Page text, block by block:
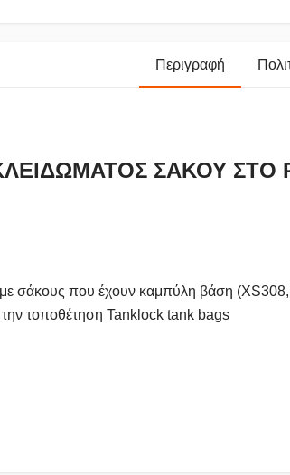
Περιγραφή
ΣΑΚΟΥ ΣΤΟ
με σάκους που έχουν καμπύλη βάση
την τοποθέτηση Tanklock tank bags